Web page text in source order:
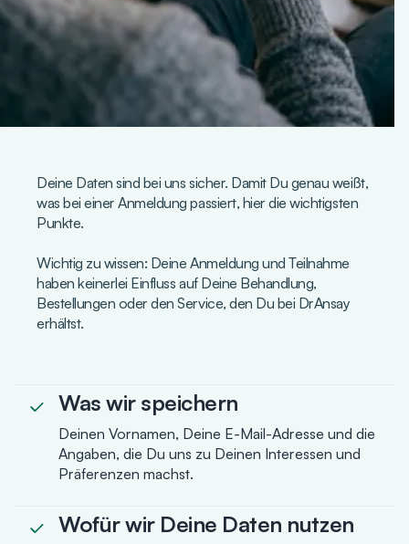
Deine Daten sind bei uns sicher. Damit Du genau weißt,
was bei einer Anmeldung passiert, hier die wichtigsten
Punkte.
Wichtig zu wissen: Deine Anmeldung und Teilnahme
haben keinerlei Einfluss auf Deine Behandlung,
Bestellungen oder den Service, den Du bei DrAnsay
erhältst.
Was wir speichern
Deinen Vornamen, Deine E-Mail-Adresse und die
Angaben, die Du uns zu Deinen Interessen und
Präferenzen machst.
Wofür wir Deine Daten nutzen